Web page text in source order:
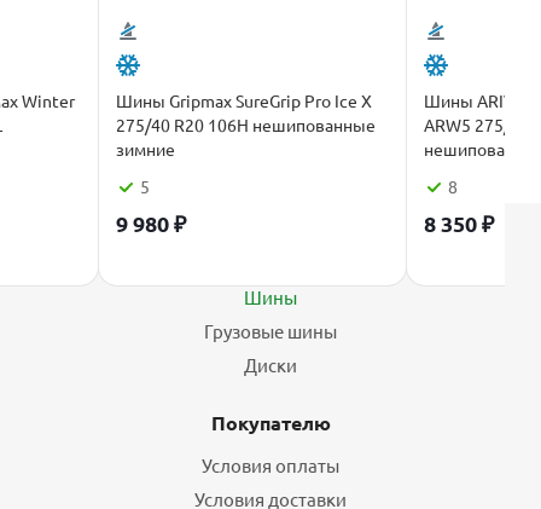
Winter
Шины Gripmax SureGrip Pro Ice X
275/40 R20 106H нешипованные
зимние
5
9 980₽
Шины ARIVO
ARW5 275/40
8
8 350₽
Шины
Грузовые шины
Диски
Покупателю
Условия оплаты
Условия доставки